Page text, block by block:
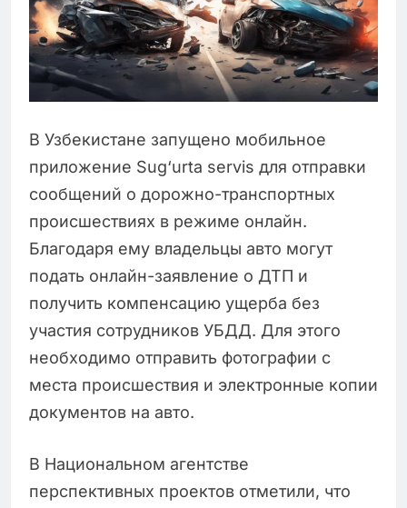
В Узбекистане запущено мобильное
приложение Sug‘urta servis для отправки
сообщений о дорожно-транспортных
происшествиях в режиме онлайн.
Благодаря ему владельцы авто могут
подать онлайн-заявление о ДТП и
получить компенсацию ущерба без
участия сотрудников УБДД. Для этого
необходимо отправить фотографии с
места происшествия и электронные копии
документов на авто.
В Национальном агентстве
перспективных проектов отметили, что